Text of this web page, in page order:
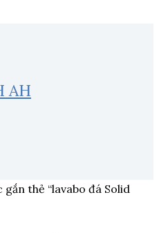
AH
thẻ “lavabo đá Solid